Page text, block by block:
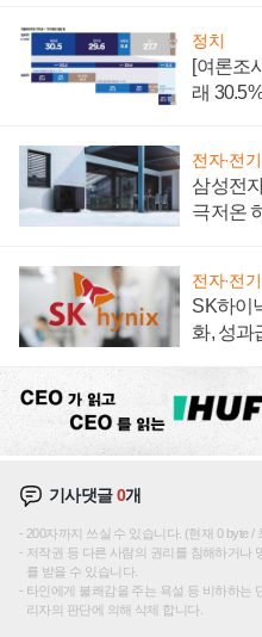
정치
[여론조
래
전자·전
삼성전
극저온
전자·전
SK하이
화, 성과
기사댓글0개
200자까지 쓰실 수 있습니다. (현재 0 byte /
저작권 등 다른 사람의 권리를 침해하거나
를 받을 수 있습니다.
타인에게 불쾌감을 주는 욕설 등 비하하는
리자의 판단에 의해 삭제 합니다.